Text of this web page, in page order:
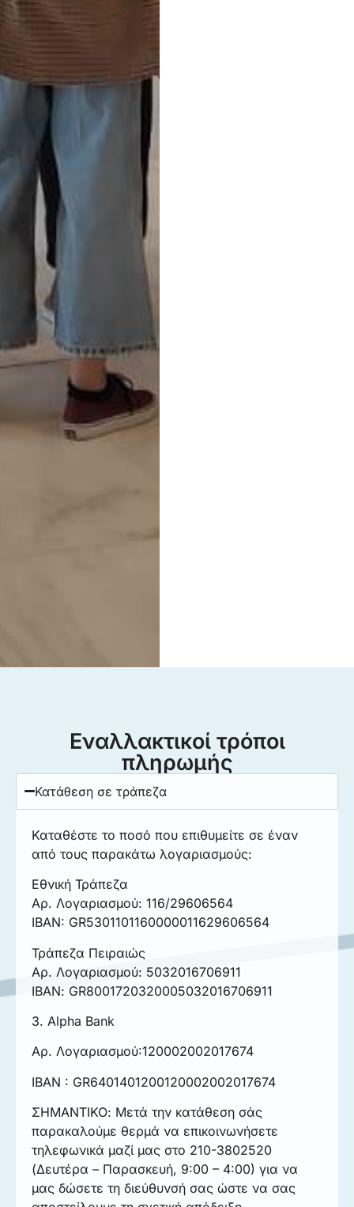
Εναλλακτικοί τρόποι
πληρωμής
Κατάθεση σε τράπεζα
Καταθέστε το ποσό που επιθυμείτε σε έναν
από τους παρακάτω λογαριασμούς:
Εθνική Τράπεζα
Αρ. Λογαριασμού: 116/29606564
IBAN: GR5301101160000011629606564
Τράπεζα Πειραιώς
Αρ. Λογαριασμού: 5032016706911
ΙΒΑΝ: GR8001720320005032016706911
3. Alpha Bank
Αρ. Λογαριασμού:120002002017674
IBAN : GR6401401200120002002017674
ΣΗΜΑΝΤΙΚΟ: Μετά την κατάθεση σάς
παρακαλούμε θερμά να επικοινωνήσετε
τηλεφωνικά μαζί μας στο 210-3802520
(Δευτέρα – Παρασκευή, 9:00 – 4:00) για να
μας δώσετε τη διεύθυνσή σας ώστε να σας